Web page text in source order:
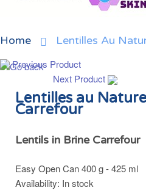
Home Lentilles Au
Previous Product
Next Product
Lentilles au
Carrefour
Lentils in Brine Carrefour
Easy Open Can 400 g - 425 ml
Availability: In stock